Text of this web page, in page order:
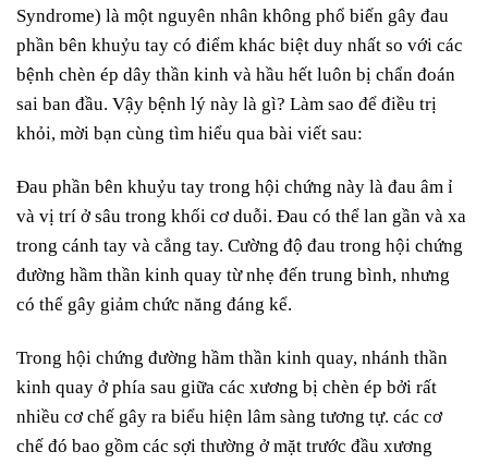
Syndrome) là một nguyên nhân không phổ biến gây đau
phần bên khuỷu tay có điểm khác biệt duy nhất so với các
bệnh chèn ép dây thần kinh và hầu hết luôn bị chẩn đoán
sai ban đầu. Vậy bệnh lý này là gì? Làm sao để điều trị
khỏi, mời bạn cùng tìm hiểu qua bài viết sau:
Đau phần bên khuỷu tay trong hội chứng này là đau âm ỉ
và vị trí ở sâu trong khối cơ duỗi. Đau có thể lan gần và xa
trong cánh tay và cẳng tay. Cường độ đau trong hội chứng
đường hầm thần kinh quay từ nhẹ đến trung bình, nhưng
có thể gây giảm chức năng đáng kể.
Trong hội chứng đường hầm thần kinh quay, nhánh thần
kinh quay ở phía sau giữa các xương bị chèn ép bởi rất
nhiều cơ chế gây ra biểu hiện lâm sàng tương tự. các cơ
chế đó bao gồm các sợi thường ở mặt trước đầu xương